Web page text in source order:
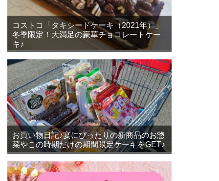
コストコ「タキシードケーキ（2021年）」
冬季限定！大満足の豪華チョコレートケー
キ♪
お買い物日記♪宴にぴったりの新商品のお惣
菜やこの時期だけの期間限定ケーキをGET♪